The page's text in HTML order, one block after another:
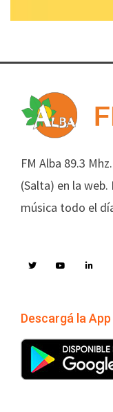
FM Alba 89.3
(Salta) en la
música todo el
Descargá la App